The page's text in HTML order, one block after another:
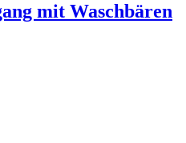
mit Waschbären